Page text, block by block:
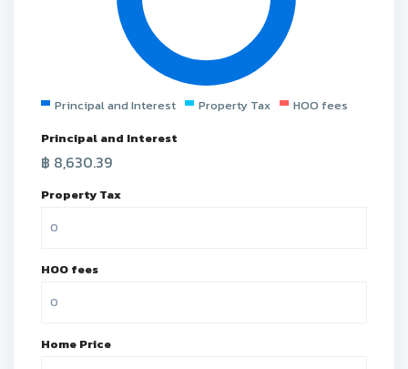
Principal and Interest Property Tax
HOO fees
Principal and Interest
฿ 8,630.39
Property Tax
HOO fees
Home Price